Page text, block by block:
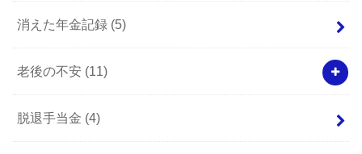
消えた年金記録 (5)
老後の不安 (11)
脱退手当金 (4)